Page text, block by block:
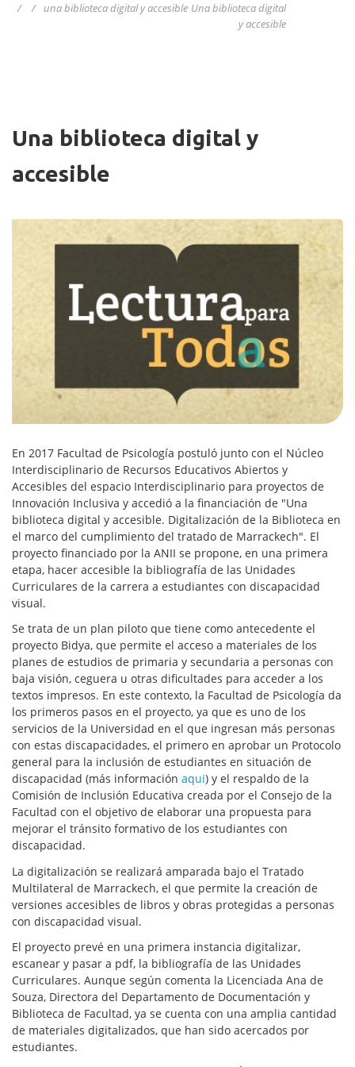
/ / una biblioteca digital y accesible Una biblioteca digital
y accesible
Una biblioteca digital y
accesible
Imagen/Afiche
En 2017 Facultad de Psicología postuló junto con el Núcleo
Interdisciplinario de Recursos Educativos Abiertos y
Accesibles del espacio Interdisciplinario para proyectos de
Innovación Inclusiva y accedió a la financiación de "Una
biblioteca digital y accesible. Digitalización de la Biblioteca en
el marco del cumplimiento del tratado de Marrackech". El
proyecto financiado por la ANII se propone, en una primera
etapa, hacer accesible la bibliografía de las Unidades
Curriculares de la carrera a estudiantes con discapacidad
visual.
Se trata de un plan piloto que tiene como antecedente el
proyecto Bidya, que permite el acceso a materiales de los
planes de estudios de primaria y secundaria a personas con
baja visión, ceguera u otras dificultades para acceder a los
textos impresos. En este contexto, la Facultad de Psicología da
los primeros pasos en el proyecto, ya que es uno de los
servicios de la Universidad en el que ingresan más personas
con estas discapacidades, el primero en aprobar un Protocolo
general para la inclusión de estudiantes en situación de
discapacidad (más información aqui) y el respaldo de la
Comisión de Inclusión Educativa creada por el Consejo de la
Facultad con el objetivo de elaborar una propuesta para
mejorar el tránsito formativo de los estudiantes con
discapacidad.
La digitalización se realizará amparada bajo el Tratado
Multilateral de Marrackech, el que permite la creación de
versiones accesibles de libros y obras protegidas a personas
con discapacidad visual.
El proyecto prevé en una primera instancia digitalizar,
escanear y pasar a pdf, la bibliografía de las Unidades
Curriculares. Aunque según comenta la Licenciada Ana de
Souza, Directora del Departamento de Documentación y
Biblioteca de Facultad, ya se cuenta con una amplia cantidad
de materiales digitalizados, que han sido acercados por
estudiantes.